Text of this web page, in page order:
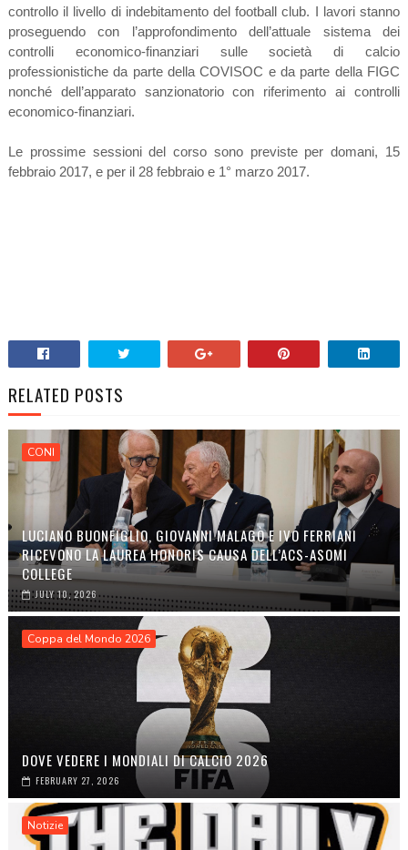
controllo il livello di indebitamento del football club. I lavori stanno
proseguendo con l’approfondimento dell’attuale sistema dei
controlli economico-finanziari sulle società di calcio
professionistiche da parte della COVISOC e da parte della FIGC
nonché dell’apparato sanzionatorio con riferimento ai controlli
economico-finanziari.
Le prossime sessioni del corso sono previste per domani, 15
febbraio 2017, e per il 28 febbraio e 1° marzo 2017.
RELATED POSTS
CONI
LUCIANO BUONFIGLIO, GIOVANNI MALAGÒ E IVO FERRIANI
RICEVONO LA LAUREA HONORIS CAUSA DELL’ACS-ASOMI
COLLEGE
JULY 10, 2026
Coppa del Mondo 2026
DOVE VEDERE I MONDIALI DI CALCIO 2026
FEBRUARY 27, 2026
Notizie